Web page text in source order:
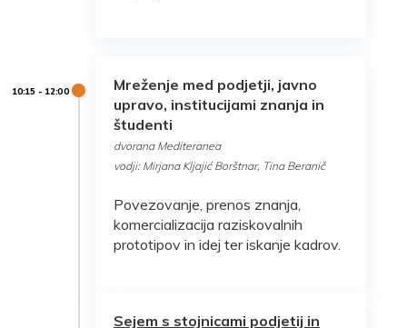
Mreženje med podjetji, javno
upravo, institucijami znanja in
študenti
dvorana Mediteranea
vodji: Mirjana Kljajić Borštnar, Tina Beranič
Povezovanje, prenos znanja,
komercializacija raziskovalnih
prototipov in idej ter iskanje kadrov.
Sejem s stojnicami podjetij in